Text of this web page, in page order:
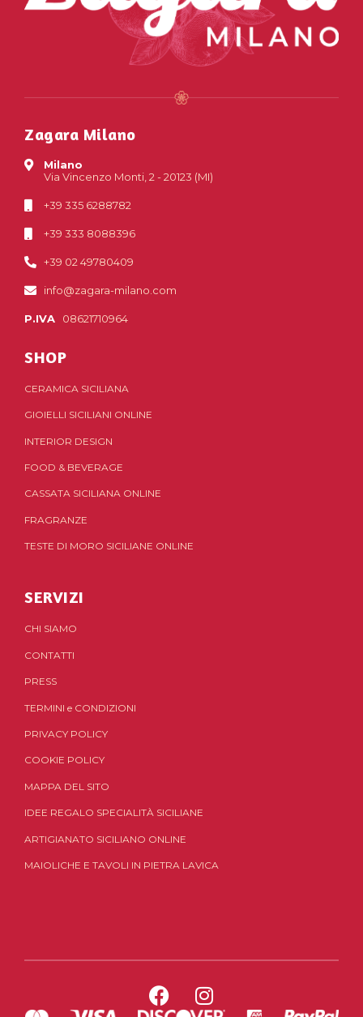
Zagara Milano
Milano
Via Vincenzo Monti, 2 - 20123 (MI)
+39 335 6288782
+39 333 8088396
+39 02 49780409
info@zagara-milano.com
P.IVA 08621710964
SHOP
CERAMICA SICILIANA
GIOIELLI SICILIANI ONLINE
INTERIOR DESIGN
FOOD & BEVERAGE
CASSATA SICILIANA ONLINE
FRAGRANZE
TESTE DI MORO SICILIANE ONLINE
SERVIZI
CHI SIAMO
CONTATTI
PRESS
TERMINI e CONDIZIONI
PRIVACY POLICY
COOKIE POLICY
MAPPA DEL SITO
IDEE REGALO SPECIALITÀ SICILIANE
ARTIGIANATO SICILIANO ONLINE
MAIOLICHE E TAVOLI IN PIETRA LAVICA